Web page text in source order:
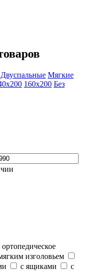
Двуспальные Мягкие
160х200 Без
изголовьем
с ящиками
с